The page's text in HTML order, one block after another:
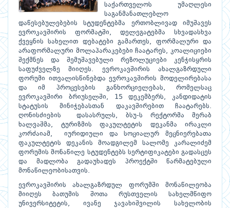
საქართველოს უმაღლესი
საგანმანათლებლო
დაწესებულებების სტუდენტებმა ერთობლივად იმუშავეს
ევროკავშირის ფორმატში, დელეგატებმა სხვადასხვა
ქვეყნის სახელით დებატები გამართეს, ფორმალური და
არაფორმალური მოლაპარაკებები ჩაატარეს, კოალიციები
შექმნეს და შემუშავებული რეზოლუციები კენჭისყრის
საფუძველზე მიიღეს. ევროკავშირის ახალგაზრდული
ფორუმი ითვალისწინებდა ევროკავშირის მოდელირებასა
და იმ პროცესების განხორციელებას, რომელსაც
ევროკავშირი ბრიუსელში, 15 დეკემბერს, კანდიდატის
სტატუსის მინიჭებასთან დაკავშირებით ჩაატარებს.
ღონისძიების დასასრულს, ბსუ-ს რექტორმა მერაბ
ხალვაშმა, ტურიზმის ფაკულტეტის დეკანმა ირაკლი
კორძაიამ, იურიდიული და სოციალურ მეცნიერებათა
ფაკულტეტის დეკანის მოადგილემ სალომე კარალიძემ
ფორუმის მონაწილე სტუდენტებს სერტიფიკატები გადასცეს
და მადლობა გადაუხადეს პროექტში წარმატებული
მონაწილეობისათვის.
ევროკავშირის ახალგაზრდულ ფორუმში მონაწილეობა
მიიღეს ბათუმის შოთა რუსთველის სახელმწიფო
უნივერსიტეტის, ივანე ჯავახიშვილის სახელობის